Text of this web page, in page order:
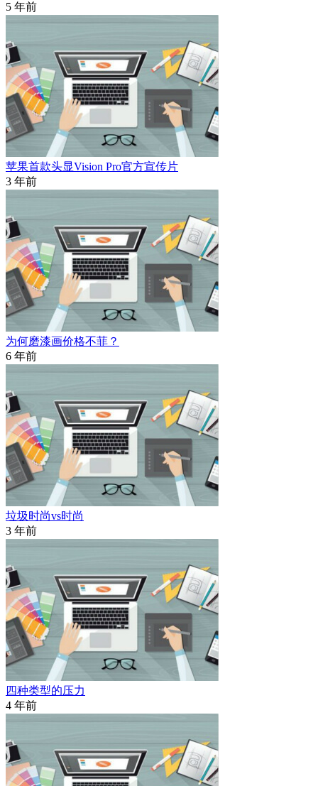
5 年前
苹果首款头显Vision Pro官方宣传片
3 年前
为何磨漆画价格不菲？
6 年前
垃圾时尚vs时尚
3 年前
四种类型的压力
4 年前